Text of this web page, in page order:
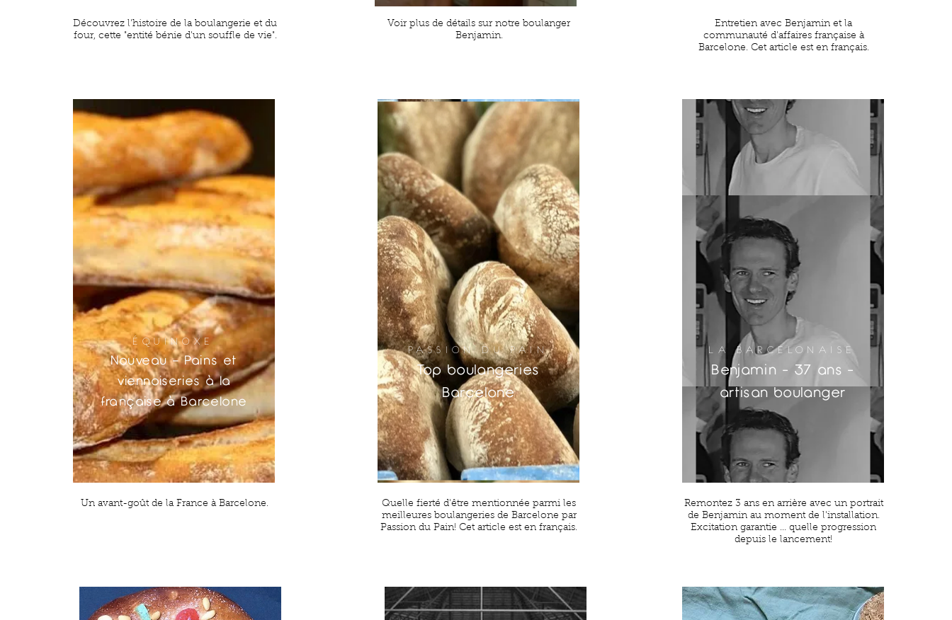
Découvrez l'histoire de la boulangerie et du
four, cette "entité bénie d'un souffle de vie".
ÉQUINOXE
Nouveau – Pains et
viennoiseries à la
française à Barcelone
Un avant-goût de la France à Barcelone.
Voir plus de détails sur notre boulanger
Benjamin.
PASSION DU PAIN
Top boulangeries
Barcelone
Quelle fierté d'être mentionnée parmi les
meilleures boulangeries de Barcelone par
Passion du Pain! Cet article est en français.
Entretien avec Benjamin et la
communauté d'affaires française à
Barcelone. Cet article est en français.
Benjamin - 37 ans -
artisan boulanger
LA BARCELONAISE
Remontez 3 ans en arrière avec un portrait
de Benjamin au moment de l'installation.
Excitation garantie ... quelle progression
depuis le lancement!